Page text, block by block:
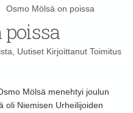
Mölsä on poissa
poissa
UutisetKirjoittanut Toimitus
Mölsä menehtyi joulun
oli Niemisen Urheilijoiden